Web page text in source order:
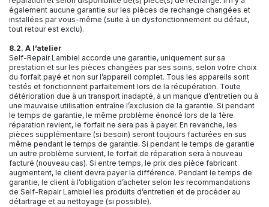
également aucune garantie sur les pièces de rechange changées et
installées par vous-même (suite à un dysfonctionnement ou défaut,
tout retour est exclu).
8.2. A l’atelier
Self-Repair Lambiel accorde une garantie, uniquement sur sa
prestation et sur les pièces changées par ses soins, selon votre choix
du forfait payé et non sur l’appareil complet. Tous les appareils sont
testés et fonctionnent parfaitement lors de la récupération. Toute
détérioration due à un transport inadapté, à un manque d’entretien ou à
une mauvaise utilisation entraîne l’exclusion de la garantie. Si pendant
le temps de garantie, le même problème énoncé lors de la 1ère
réparation revient, le forfait ne sera pas à payer. En revanche, les
pièces supplémentaire (si besoin) seront toujours facturées en sus
même pendant le temps de garantie. Si pendant le temps de garantie
un autre problème survient, le forfait de réparation sera à nouveau
facturé (nouveau cas). Si entre temps, le prix des pièce fabricant
augmentent, le client devra payer la différence. Pendant le temps de
garantie, le client à l’obligation d’acheter selon les recommandations
de Self-Repair Lambiel les produits d’entretien et de procéder au
détartrage et au nettoyage (si possible).